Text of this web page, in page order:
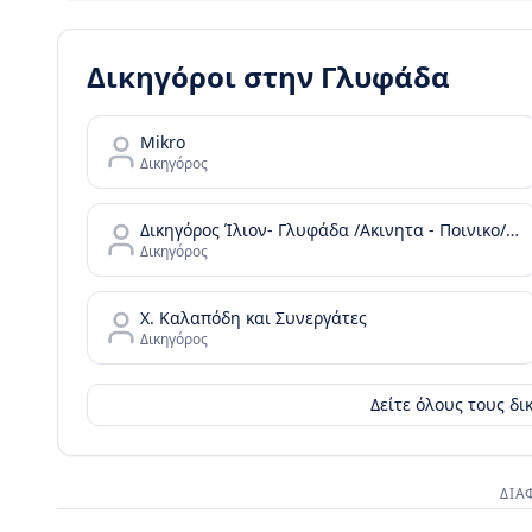
Δικηγόροι στην Γλυφάδα
Mikro
Δικηγόρος
Δικηγόρος Ίλιον- Γλυφάδα /Ακινητα - Ποινικο/ Σταυρούλα Αντιγόνη Πριλή & Συνεργάτες-Prili Law Office Ilion-Glyfada
Δικηγόρος
Χ. Καλαπόδη και Συνεργάτες
Δικηγόρος
Δείτε όλους τους